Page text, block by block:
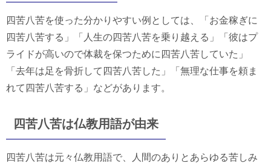
四苦八苦を使った分かりやすい例としては、「お金稼ぎに
四苦八苦する」「人生の四苦八苦を乗り越える」「彼はプ
ライドが高いので体裁を保つために四苦八苦していた」
「去年は足を骨折して四苦八苦した」「無理な仕事を頼ま
れて四苦八苦する」などがあります。
四苦八苦は仏教用語が由来
四苦八苦は元々仏教用語で、人間のありとあらゆる苦しみ